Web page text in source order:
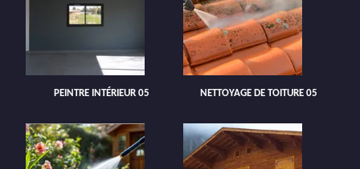
PEINTRE INTÉRIEUR 05 NETTOYAGE DE TOITURE 05